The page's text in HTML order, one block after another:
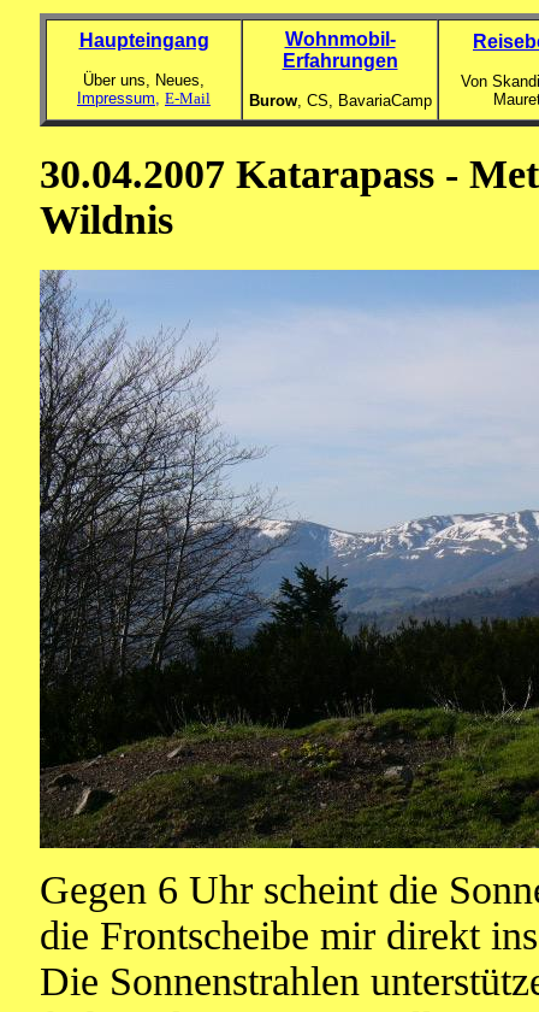
Haupteingang
Über uns, Neues,
Impressum, E-Mail
Wohnmobil-
Erfahrungen
Burow, CS, BavariaCamp
Von
30.04.2007 Katarapass -
Wildnis
Gegen 6 Uhr scheint die
die Frontscheibe mir direkt
Die Sonnenstrahlen